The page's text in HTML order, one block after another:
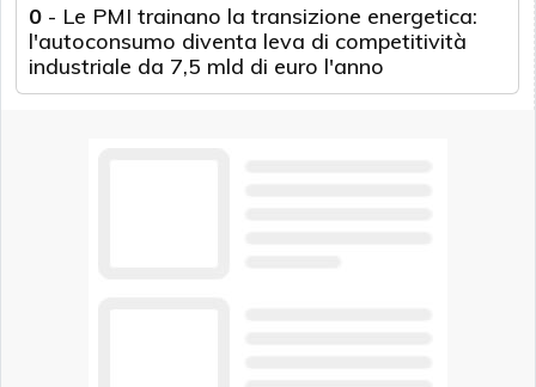
0 - Le PMI trainano la transizione energetica:
l'autoconsumo diventa leva di competitività
industriale da 7,5 mld di euro l'anno